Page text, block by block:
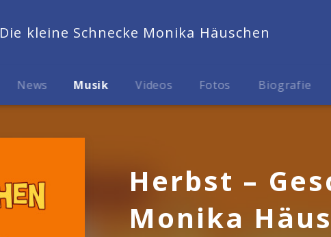
Die kleine Schnecke Monika Häuschen
News Musik Videos Fotos Biografie
Herbst –
Monika